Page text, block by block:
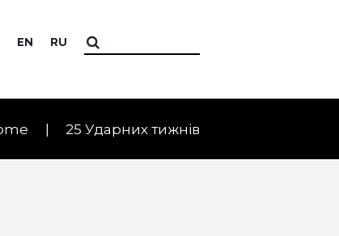
EN RU
25 Ударних тижнів